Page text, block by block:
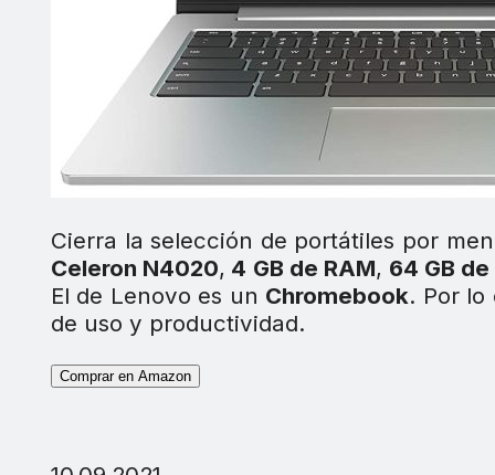
Cierra la selección de portátiles por
Celeron N4020, 4 GB de RAM, 64 GB de
El de Lenovo es un Chromebook. Por
de uso y productividad.
Comprar en Amazon